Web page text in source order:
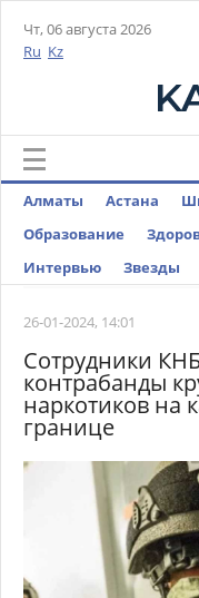
Чт, 06 августа 2026
Ru Kz
Алматы Астана
Образование
Интервью
Звезды
26-01-2024, 14:01
Сотрудники
контрабанды
наркотиков на
границе